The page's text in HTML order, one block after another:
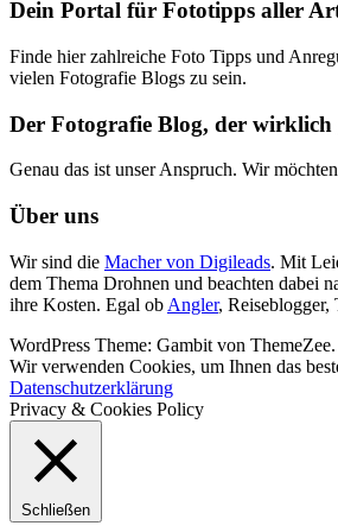
Dein Portal für Fototipps aller
Finde hier zahlreiche Foto Tipps und
vielen Fotografie Blogs zu sein.
Der Fotografie Blog, der wirklich
Genau das ist unser Anspruch. Wir
Über uns
Wir sind die Macher von Digileads. Mit
dem Thema Drohnen und beachten dabei
ihre Kosten. Egal ob Angler,
WordPress Theme: Gambit von ThemeZee.
Wir verwenden Cookies, um Ihnen das
Datenschutzerklärung
Privacy & Cookies Policy
Schließen